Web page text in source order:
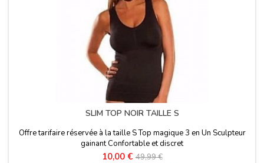
SLIM TOP NOIR TAILLE S
Offre tarifaire réservée à la taille S Top magique 3 en Un Sculpteur
gainant Confortable et discret
Prix
10,00 € Prix
49,99 €